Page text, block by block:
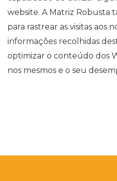
website. A Matriz Robusta
para rastrear as visitas aos
informações recolhidas
optimizar o conteúdo dos
nos mesmos e o seu